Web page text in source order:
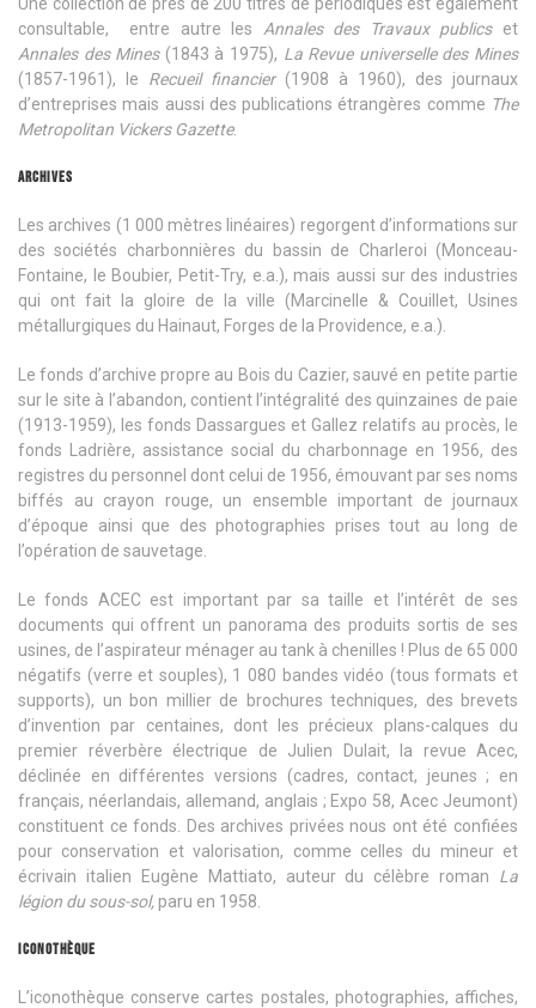
consultable, entre autre les Annales des Travaux publicset
Annales des Mines(1843 à 1975), La Revue universelle des Mines
(1857-1961), le Recueil financier(1908 à 1960), des journaux
d’entreprises mais aussi des publications étrangères comme The
Metropolitan Vickers Gazette.
ARCHIVES
Les archives (1 000 mètres linéaires) regorgent d’informations sur
des sociétés charbonnières du bassin de Charleroi (Monceau-
Fontaine, le Boubier, Petit-Try, e.a.), mais aussi sur des industries
qui ont fait la gloire de la ville (Marcinelle & Couillet, Usines
métallurgiques du Hainaut, Forges de la Providence, e.a.).
Le fonds d’archive propre au Bois du Cazier, sauvé en petite partie
sur le site à l’abandon, contient l’intégralité des quinzaines de paie
(1913-1959), les fonds Dassargues et Gallez relatifs au procès, le
fonds Ladrière, assistance social du charbonnage en 1956, des
registres du personnel dont celui de 1956, émouvant par ses noms
biffés au crayon rouge, un ensemble important de journaux
d’époque ainsi que des photographies prises tout au long de
l’opération de sauvetage.
Le fonds ACEC est important par sa taille et l’intérêt de ses
documents qui offrent un panorama des produits sortis de ses
usines, de l’aspirateur ménager au tank à chenilles ! Plus de 65 000
négatifs (verre et souples), 1 080 bandes vidéo (tous formats et
supports), un bon millier de brochures techniques, des brevets
d’invention par centaines, dont les précieux plans-calques du
premier réverbère électrique de Julien Dulait, la revue Acec,
déclinée en différentes versions (cadres, contact, jeunes ; en
français, néerlandais, allemand, anglais ; Expo 58, Acec Jeumont)
constituent ce fonds. Des archives privées nous ont été confiées
pour conservation et valorisation, comme celles du mineur et
écrivain italien Eugène Mattiato, auteur du célèbre roman La
légion du sous-sol, paru en 1958.
ICONOTHÈQUE
L’iconothèque conserve cartes postales, photographies, affiches,